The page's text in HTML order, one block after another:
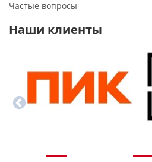
Частые вопросы
Наши клиенты